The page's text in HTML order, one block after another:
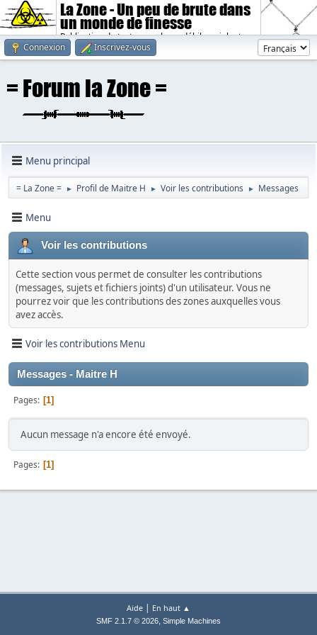
La Zone - Un peu de brute dans
un monde de finesse
Publication de textes sombres, débiles, violents.
Connexion
Inscrivez-vous
Menu principal
= La Zone = ► Profil de Maitre H ► Voir les contributions ► Messages
Menu
Voir les contributions
Cette section vous permet de consulter les contributions
(messages, sujets et fichiers joints) d'un utilisateur. Vous ne
pourrez voir que les contributions des zones auxquelles vous
avez accès.
Voir les contributions Menu
Messages - Maitre H
Pages 1
Aucun message n'a encore été envoyé.
Pages 1
Aide | En haut ▲
SMF 2.1.7 © 2026, Simple Machines